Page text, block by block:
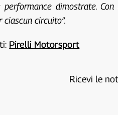
dimostrate.
circuito”.
Pirelli Motorsport
Ricevi le